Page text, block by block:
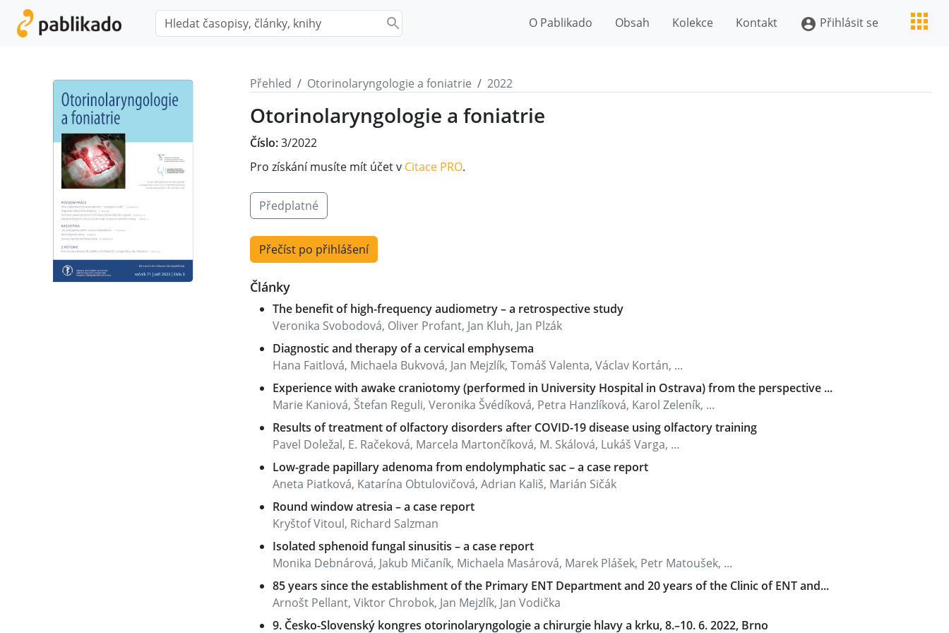
O Pablikado Obsah Kolekce Kontakt account_circle Přihlásit se
Přehled Otorinolaryngologie a foniatrie 2022
Otorinolaryngologie a foniatrie
Číslo:3/2022
Pro získání musíte mít účet v Citace PRO.
Předplatné
Přečíst po přihlášení
Články
The benefit of high-frequency audiometry – a retrospective study
Veronika Svobodová, Oliver Profant, Jan Kluh, Jan Plzák
Diagnostic and therapy of a cervical emphysema
Hana Faitlová, Michaela Bukvová, Jan Mejzlík, Tomáš Valenta, Václav Kortán, ...
Experience with awake craniotomy (performed in University Hospital in Ostrava) from the perspective ...
Marie Kaniová, Štefan Reguli, Veronika Švédíková, Petra Hanzlíková, Karol Zeleník, ...
Results of treatment of olfactory disorders after COVID-19 disease using olfactory training
Pavel Doležal, E. Račeková, Marcela Martončíková, M. Skálová, Lukáš Varga, ...
Low-grade papillary adenoma from endolymphatic sac – a case report
Aneta Piatková, Katarína Obtulovičová, Adrian Kališ, Marián Sičák
Round window atresia – a case report
Kryštof Vitoul, Richard Salzman
Isolated sphenoid fungal sinusitis – a case report
Monika Debnárová, Jakub Mičaník, Michaela Masárová, Marek Plášek, Petr Matoušek, ...
85 years since the establishment of the Primary ENT Department and 20 years of the Clinic of ENT and...
Arnošt Pellant, Viktor Chrobok, Jan Mejzlík, Jan Vodička
9. Česko-Slovenský kongres otorinolaryngologie a chirurgie hlavy a krku, 8.–10. 6. 2022, Brno